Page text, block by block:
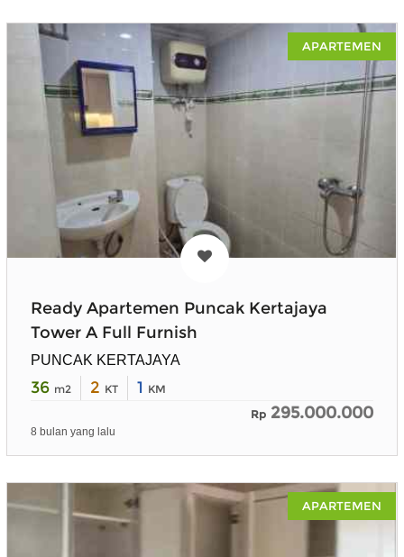
APARTEMEN
Ready Apartemen Puncak Kertajaya
Tower A Full Furnish
PUNCAK KERTAJAYA
36 m2 2 KT 1 KM
Rp 295.000.000
8 bulan yang lalu
APARTEMEN